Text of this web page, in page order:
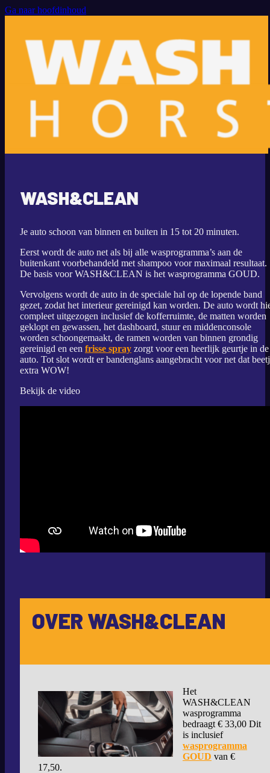
Ga naar hoofdinhoud
WASH&CLEAN
Je auto schoon van binnen en buiten in 15 tot 20 minuten.
Eerst wordt de auto net als bij alle wasprogramma’s aan de
buitenkant voorbehandeld met shampoo voor maximaal resultaat.
De basis voor WASH&CLEAN is het wasprogramma GOUD.
Vervolgens wordt de auto in de speciale hal op de lopende band
gezet, zodat het interieur gereinigd kan worden. De auto wordt
compleet uitgezogen inclusief de kofferruimte, de matten worden
geklopt en gewassen, het dashboard, stuur en middenconsole
worden schoongemaakt, de ramen worden van binnen grondig
gereinigd en een frisse spray zorgt voor een heerlijk geurtje in de
auto. Tot slot wordt er bandenglans aangebracht voor net dat
extra WOW!
Bekijk de video
OVER WASH&CLEAN
Het
WASH&CLEAN
wasprogramma
bedraagt € 33,00 Dit
is inclusief
wasprogramma
GOUD van €
17,50.